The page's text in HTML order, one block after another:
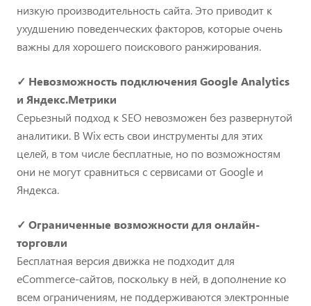
низкую производительность сайта. Это приводит к
ухудшению поведенческих факторов, которые очень
важны для хорошего поискового ранжирования.
✓ Невозможность подключения Google Analytics
и Яндекс.Метрики
Серьезный подход к SEO невозможен без развернутой
аналитики. В Wix есть свои инструменты для этих
целей, в том числе бесплатные, но по возможностям
они не могут сравниться с сервисами от Google и
Яндекса.
✓ Ограниченные возможности для онлайн-
торговли
Бесплатная версия движка не подходит для
eCommerce-сайтов, поскольку в ней, в дополнение ко
всем ограничениям, не поддерживаются электронные